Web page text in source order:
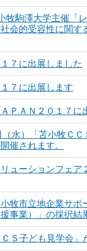
牧駒澤大学主催「
会的受容性に関す
７に出展しました
７に出展します
ＰＡＮ２０１７に
水）「苫小牧Ｃ
催されます。
ューションフェア
牧市立地企業サポ
事業）」の採択結
Ｓ子ども見学会」